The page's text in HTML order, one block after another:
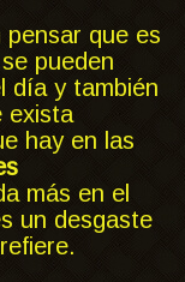
pensar que es
pueden
día y también
exista
hay en las
más en el
un desgaste